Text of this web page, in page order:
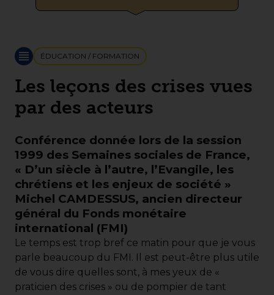
ÉDUCATION / FORMATION
Les leçons des crises vues
par des acteurs
Conférence donnée lors de la session
1999 des Semaines sociales de France,
« D’un siècle à l’autre, l’Evangile, les
chrétiens et les enjeux de société »
Michel CAMDESSUS, ancien directeur
général du Fonds monétaire
international (FMI)
Le temps est trop bref ce matin pour que je vous
parle beaucoup du FMI. Il est peut-être plus utile
de vous dire quelles sont, à mes yeux de «
praticien des crises » ou de pompier de tant